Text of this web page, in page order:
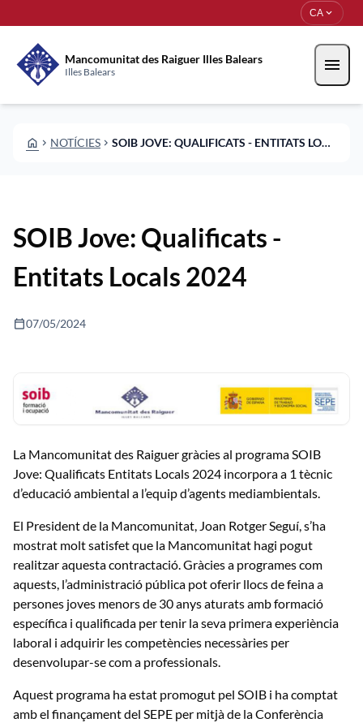
CA expand_more
Mancomunitat des Raiguer Illes Balears
Illes Balears menu
HOME CHEVRON_RIGHT NOTÍCIES CHEVRON_RIGHT SOIB JOVE: QUALIFICATS - ENTITATS LOCALS 2024
SOIB Jove: Qualificats -
Entitats Locals 2024
calendar_today07/05/2024
La Mancomunitat des Raiguer gràcies al programa SOIB
Jove: Qualificats Entitats Locals 2024 incorpora a 1 tècnic
d’educació ambiental a l’equip d’agents mediambientals.
El President de la Mancomunitat, Joan Rotger Seguí, s’ha
mostrat molt satisfet que la Mancomunitat hagi pogut
realitzar aquesta contractació. Gràcies a programes com
aquests, l’administració pública pot oferir llocs de feina a
persones joves menors de 30 anys aturats amb formació
específica i qualificada per tenir la seva primera experiència
laboral i adquirir les competències necessàries per
desenvolupar-se com a professionals.
Aquest programa ha estat promogut pel SOIB i ha comptat
amb el finançament del SEPE per mitjà de la Conferència